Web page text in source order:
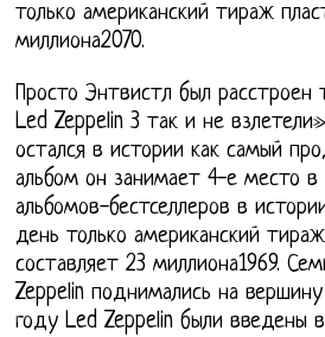
только американский тираж
миллиона2070.
Просто Энтвистл был
Led Zeppelin 3 так и не
остался в истории как самый
альбом он занимает 4-е место
альбомов-бестселлеров в
день только американский
составляет 23 миллиона1969.
Zeppelin поднимались на
году Led Zeppelin были введены